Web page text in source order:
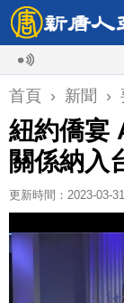
首頁 › 新聞 ›
紐約僑宴
關係納入
更新時間：2023-03-